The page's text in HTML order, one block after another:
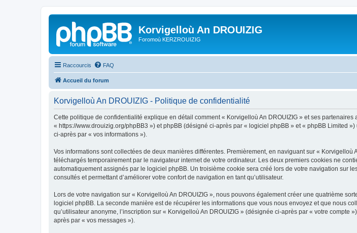
Korvigelloù An DROUIZIG
Foromoù KERZROUIZIG
Raccourcis FAQ
Accueil du forum
Korvigelloù An DROUIZIG - Politique de confidentialité
Cette politique de confidentialité explique en détail comment « Korvigelloù An DROUIZIG » et ses
« https://www.drouizig.org/phpBB3 ») et phpBB (désigné ci-après par « logiciel phpBB » et « phpBB Limited
ci-après par « vos informations »).
Vos informations sont collectées de deux manières différentes. Premièrement, en naviguant sur «
téléchargés temporairement par le navigateur internet de votre ordinateur. Les deux premiers cookies ne
automatiquement assignés par le logiciel phpBB. Un troisième cookie sera créé lors de votre navigation sur
consultés et permettant d’améliorer votre confort de navigation en tant qu’utilisateur.
Lors de votre navigation sur « Korvigelloù An DROUIZIG », nous pouvons également créer une quatrième
logiciel phpBB. La seconde manière est de récupérer les informations que vous nous envoyez et que nous
qu’utilisateur anonyme, l’inscription sur « Korvigelloù An DROUIZIG » (désignée ci-après par « votre
après par « vos messages »).